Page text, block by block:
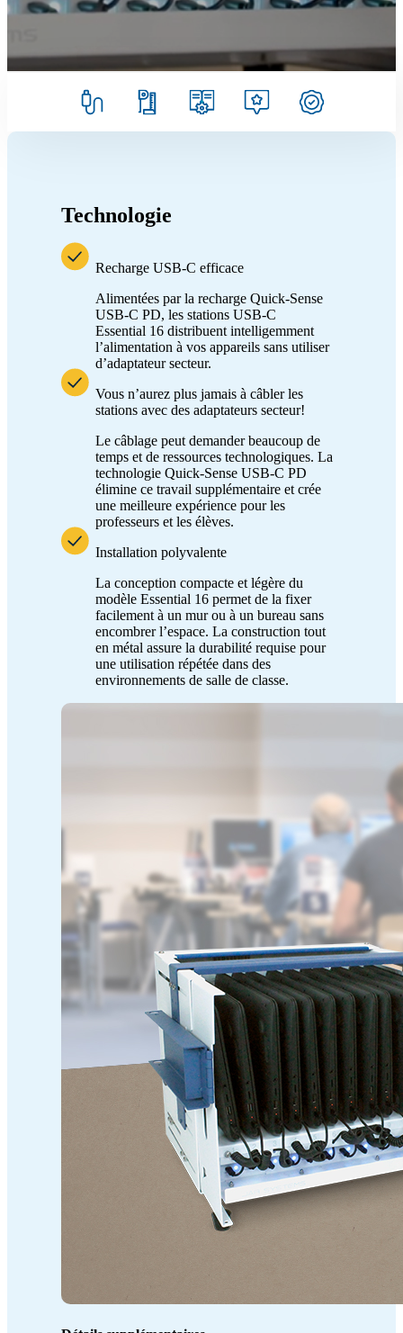
Technologie
Recharge USB-C efficace
Alimentées par la recharge Quick-Sense
USB-C PD, les stations USB-C
Essential 16 distribuent intelligemment
l’alimentation à vos appareils sans utiliser
d’adaptateur secteur.
Vous n’aurez plus jamais à câbler les
stations avec des adaptateurs secteur!
Le câblage peut demander beaucoup de
temps et de ressources technologiques. La
technologie Quick-Sense USB-C PD
élimine ce travail supplémentaire et crée
une meilleure expérience pour les
professeurs et les élèves.
Installation polyvalente
La conception compacte et légère du
modèle Essential 16 permet de la fixer
facilement à un mur ou à un bureau sans
encombrer l’espace. La construction tout
en métal assure la durabilité requise pour
une utilisation répétée dans des
environnements de salle de classe.